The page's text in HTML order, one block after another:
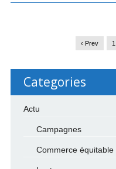
‹ Prev 1
Categories
Actu
Campagnes
Commerce équitable